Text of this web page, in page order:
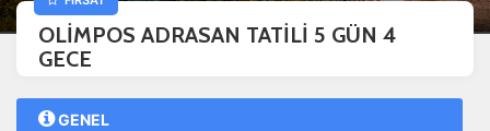
OLİMPOS ADRASAN TATİLİ 5 GÜN 4
GECE
GENEL